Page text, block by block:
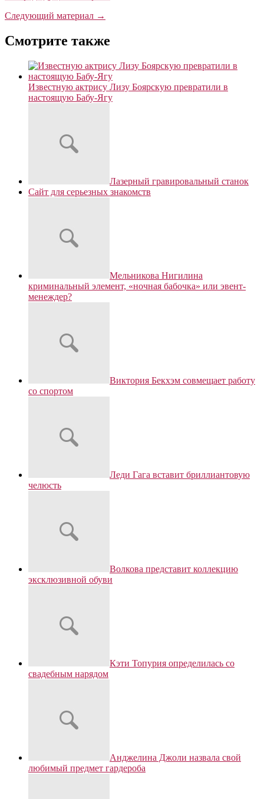
Следующий материал →
Смотрите также
Известную актрису Лизу Боярскую превратили в
настоящую Бабу-Ягу
Лазерный гравировальный станок
Сайт для серьезных знакомств
Мельникова Нигилина
криминальный элемент, «ночная бабочка» или эвент-
менеждер?
Виктория Бекхэм совмещает работу
со спортом
Леди Гага вставит бриллиантовую
челюсть
Волкова представит коллекцию
эксклюзивной обуви
Кэти Топурия определилась со
свадебным нарядом
Анджелина Джоли назвала свой
любимый предмет гардероба